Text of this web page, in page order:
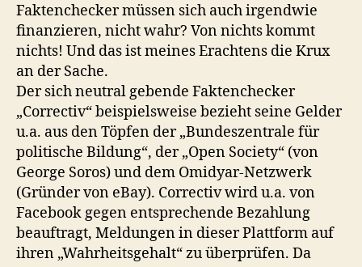
Faktenchecker müssen sich auch irgendwie
finanzieren, nicht wahr? Von nichts kommt
nichts! Und das ist meines Erachtens die Krux
an der Sache.
Der sich neutral gebende Faktenchecker
„Correctiv“ beispielsweise bezieht seine Gelder
u.a. aus den Töpfen der „Bundeszentrale für
politische Bildung“, der „Open Society“ (von
George Soros) und dem Omidyar-Netzwerk
(Gründer von eBay). Correctiv wird u.a. von
Facebook gegen entsprechende Bezahlung
beauftragt, Meldungen in dieser Plattform auf
ihren „Wahrheitsgehalt“ zu überprüfen. Da